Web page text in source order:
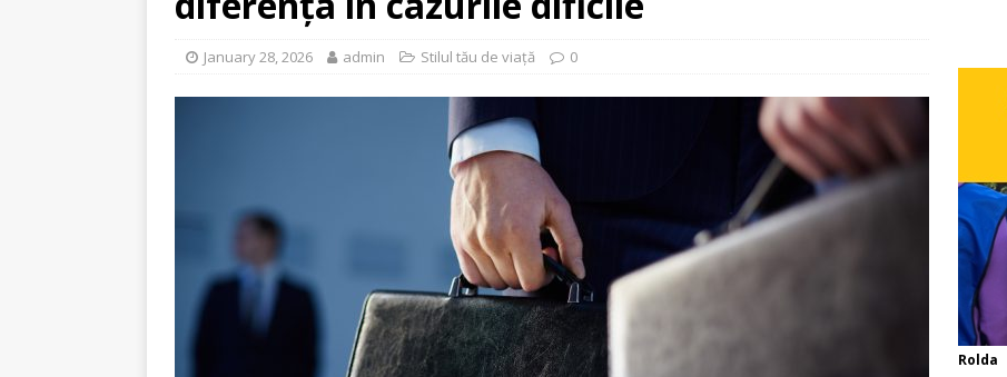
January 28, 2026 admin Stilul tău de viață 0
Rolda